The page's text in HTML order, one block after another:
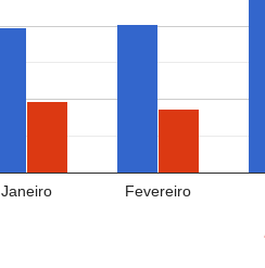
Janeiro Fevereiro